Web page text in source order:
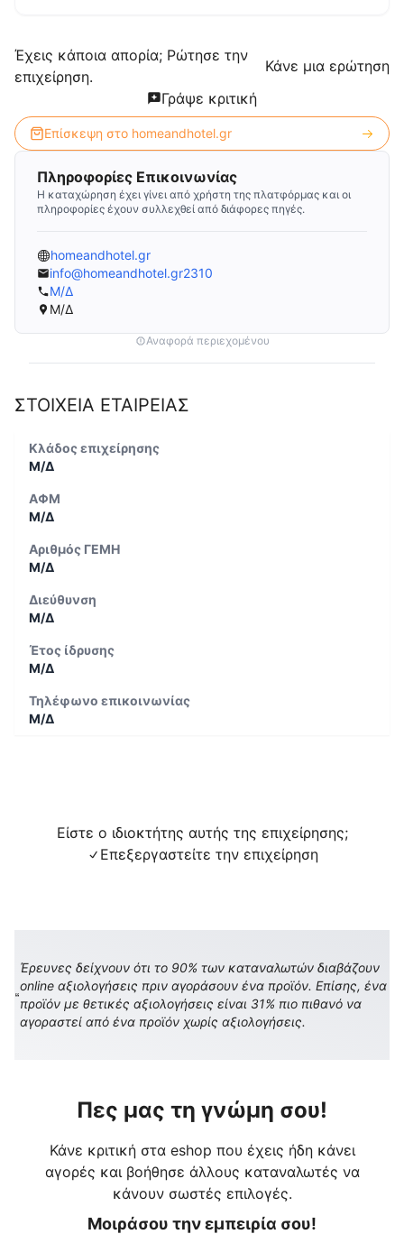
Έχεις κάποια απορία; Ρώτησε την
επιχείρηση.
Κάνε μια ερώτηση
Γράψε κριτική
Επίσκεψη στο homeandhotel.gr
Πληροφορίες Επικοινωνίας
Η καταχώρηση έχει γίνει από χρήστη της πλατφόρμας και οι
πληροφορίες έχουν συλλεχθεί από διάφορες πηγές.
homeandhotel.gr
info@homeandhotel.gr2310
Μ/Δ
Μ/Δ
Αναφορά περιεχομένου
ΣΤΟΙΧΕΙΑ ΕΤΑΙΡΕΙΑΣ
Κλάδος επιχείρησης
Μ/Δ
ΑΦΜ
Μ/Δ
Αριθμός ΓΕΜΗ
Μ/Δ
Διεύθυνση
Μ/Δ
Έτος ίδρυσης
Μ/Δ
Τηλέφωνο επικοινωνίας
Μ/Δ
Είστε ο ιδιοκτήτης αυτής της επιχείρησης;
Επεξεργαστείτε την επιχείρηση
Έρευνες δείχνουν ότι το 90% των καταναλωτών διαβάζουν
online αξιολογήσεις πριν αγοράσουν ένα προϊόν. Επίσης, ένα
προϊόν με θετικές αξιολογήσεις είναι 31% πιο πιθανό να
αγοραστεί από ένα προϊόν χωρίς αξιολογήσεις.
Πες μας τη γνώμη σου!
Κάνε κριτική στα eshop που έχεις ήδη κάνει
αγορές και βοήθησε άλλους καταναλωτές να
κάνουν σωστές επιλογές.
Μοιράσου την εμπειρία σου!